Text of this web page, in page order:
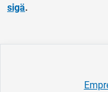
sigä.